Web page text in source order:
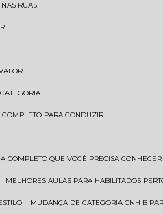
RUAS
COMPLETO PARA CONDUZIR
COMPLETO QUE VOCÊ PRECISA CONHECER
MELHORES AULAS PARA HABILITADOS
MUDANÇA DE CATEGORIA CNH B